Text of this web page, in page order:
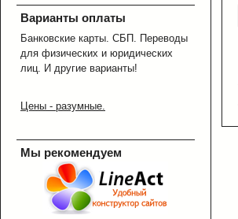
Варианты оплаты
Банковские карты. СБП. Переводы
для физических и юридических
лиц. И другие варианты!
Цены - разумные.
Мы рекомендуем